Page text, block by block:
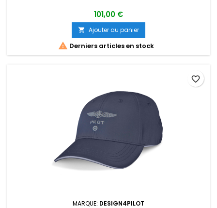
101,00 €
 Ajouter au panier
 Derniers articles en stock
MARQUE: DESIGN4PILOT
favorite_border